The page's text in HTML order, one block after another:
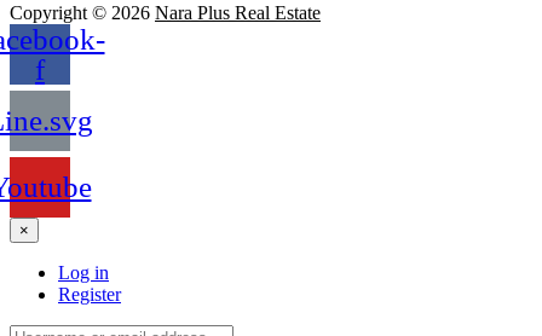
Copyright © 2026 Nara Plus Real Estate
f
×
Log in
Register